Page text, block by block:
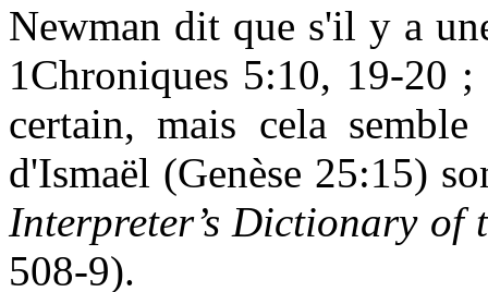
Newman dit que s'il y a
1Chroniques 5:10, 19-20 ;
certain, mais cela
d'Ismaël (Genèse 25:15)
Interpreter’s Dictionary of
508-9).